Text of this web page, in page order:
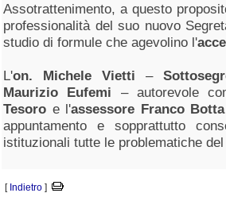
Assotrattenimento, a questo
professionalità del suo nuovo
studio di formule che agevolino l'
L'on. Michele Vietti –
Maurizio Eufemi – autorevole
Tesoro e l'assessore Franco
appuntamento e sopprattutto
istituzionali tutte le problematiche
[ Indietro ]